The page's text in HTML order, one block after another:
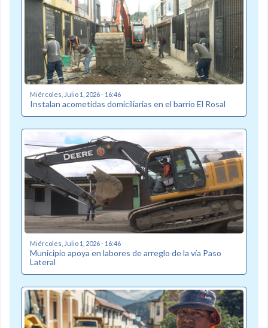
Miércoles, Julio 1, 2026 - 16:46
Instalan acometidas domiciliarias en el barrio El Rosal
Miércoles, Julio 1, 2026 - 16:46
Municipio apoya en labores de arreglo de la vía Paso
Lateral